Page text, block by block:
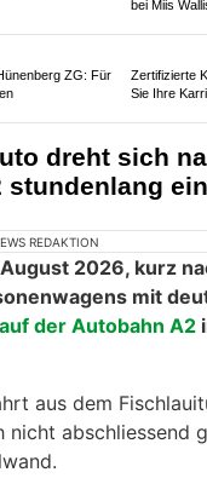
Verletzte
auf der